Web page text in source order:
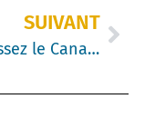
SUIVANT
Choisissez le Canada : Quatre services essentiels pour les destinations locales